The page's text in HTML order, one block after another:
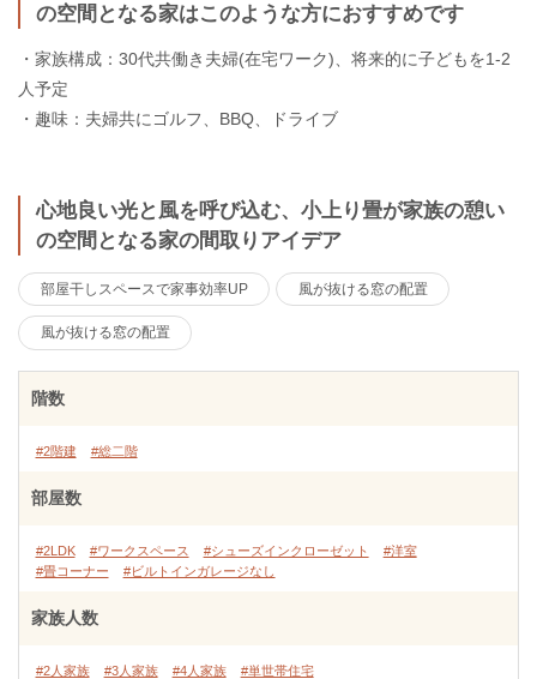
の空間となる家はこのような方におすすめです
・家族構成：30代共働き夫婦(在宅ワーク)、将来的に子どもを1-2
人予定
・趣味：夫婦共にゴルフ、BBQ、ドライブ
心地良い光と風を呼び込む、小上り畳が家族の憩い
の空間となる家の間取りアイデア
部屋干しスペースで家事効率UP 風が抜ける窓の配置
風が抜ける窓の配置
階数
#2階建 #総二階
部屋数
#2LDK #ワークスペース #シューズインクローゼット
#洋室
#畳コーナー
#ビルトインガレージなし
家族人数
#2人家族 #3人家族 #4人家族 #単世帯住宅